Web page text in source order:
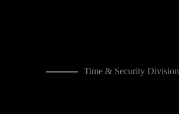
Time & Security Division